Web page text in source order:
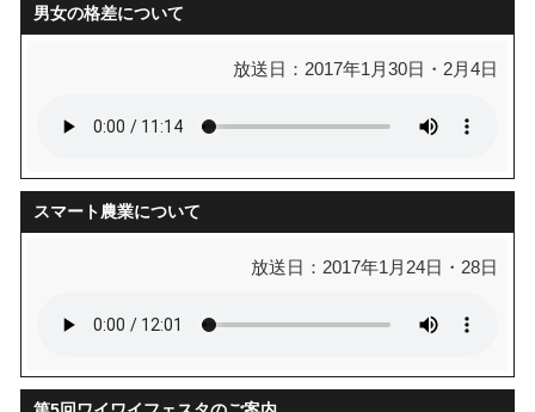
男女の格差について
放送日：2017年1月30日・2月4日
スマート農業について
放送日：2017年1月24日・28日